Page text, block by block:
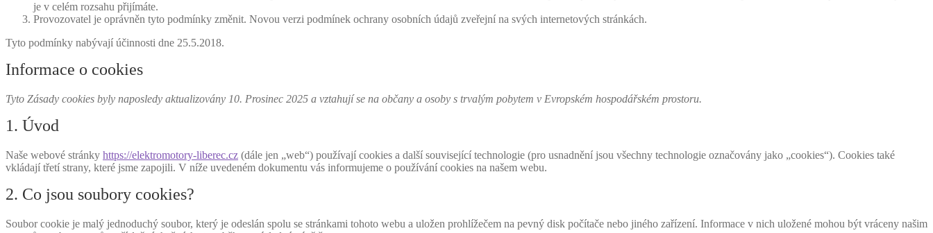
je v celém rozsahu přijímáte.
Provozovatel je oprávněn tyto podmínky změnit. Novou verzi podmínek ochrany osobních údajů zveřejní na svých internetových stránkách.
Tyto podmínky nabývají účinnosti dne 25.5.2018.
Informace o cookies
Tyto Zásady cookies byly naposledy aktualizovány 10. Prosinec 2025 a vztahují se na občany a osoby s trvalým pobytem v Evropském hospodářském prostoru.
1. Úvod
Naše webové stránky https://elektromotory-liberec.cz (dále jen „web“) používají cookies a další související technologie (pro usnadnění jsou všechny technologie označovány jako „cookies“). Cookies také
vkládají třetí strany, které jsme zapojili. V níže uvedeném dokumentu vás informujeme o používání cookies na našem webu.
2. Co jsou soubory cookies?
Soubor cookie je malý jednoduchý soubor, který je odeslán spolu se stránkami tohoto webu a uložen prohlížečem na pevný disk počítače nebo jiného zařízení. Informace v nich uložené mohou být vráceny našim